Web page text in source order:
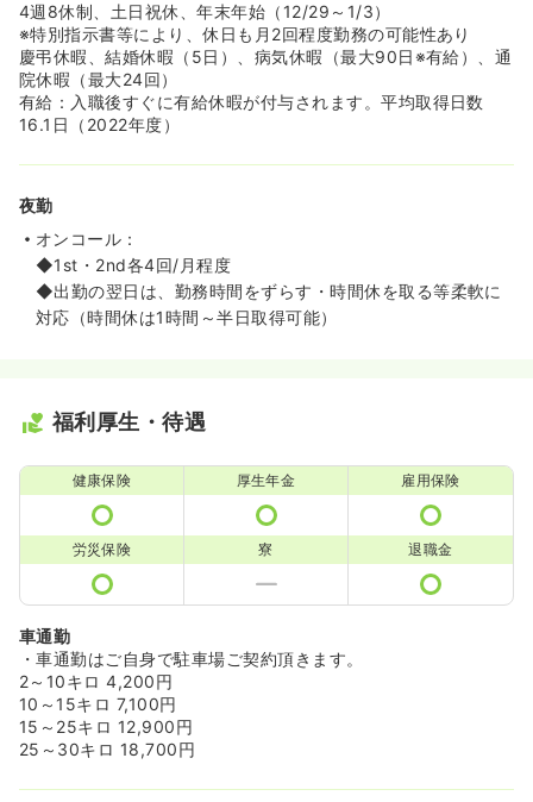
4週8休制、土日祝休、年末年始（12/29～1/3）
※特別指示書等により、休日も月2回程度勤務の可能性あり
慶弔休暇、結婚休暇（5日）、病気休暇（最大90日※有給）、通
院休暇（最大24回）
有給：入職後すぐに有給休暇が付与されます。平均取得日数
16.1日（2022年度）
夜勤
オンコール：
◆1st・2nd各4回/月程度
◆出勤の翌日は、勤務時間をずらす・時間休を取る等柔軟に
対応（時間休は1時間～半日取得可能）
福利厚生・待遇
健康保険 厚生年金 雇用保険
労災保険 寮 退職金
車通勤
・車通勤はご自身で駐車場ご契約頂きます。
2～10キロ 4,200円
10～15キロ 7,100円
15～25キロ 12,900円
25～30キロ 18,700円